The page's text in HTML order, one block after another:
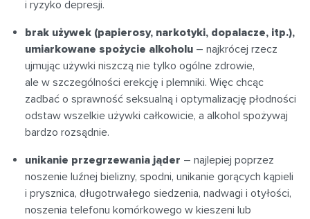
i ryzyko depresji.
brak używek (papierosy, narkotyki, dopalacze, itp.),
umiarkowane spożycie alkoholu – najkrócej rzecz
ujmując używki niszczą nie tylko ogólne zdrowie,
ale w szczególności erekcję i plemniki. Więc chcąc
zadbać o sprawność seksualną i optymalizację płodności
odstaw wszelkie używki całkowicie, a alkohol spożywaj
bardzo rozsądnie.
unikanie przegrzewania jąder – najlepiej poprzez
noszenie luźnej bielizny, spodni, unikanie gorących kąpieli
i prysznica, długotrwałego siedzenia, nadwagi i otyłości,
noszenia telefonu komórkowego w kieszeni lub